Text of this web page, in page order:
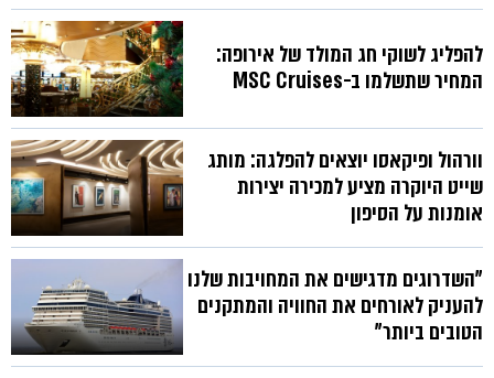
להפליג לשוקי חג המולד של אירופה:
המחיר שתשלמו ב-MSC Cruises
וורהול ופיקאסו יוצאים להפלגה: מותג
שייט היוקרה מציע למכירה יצירות
אומנות על הסיפון
"השדרוגים מדגישים את המחויבות שלנו
להעניק לאורחים את החוויה והמתקנים
הטובים ביותר"